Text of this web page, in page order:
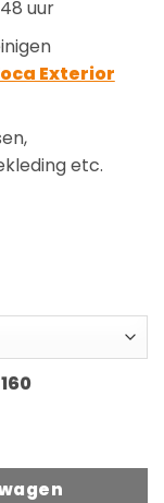
uur
Exterior
etc.
160